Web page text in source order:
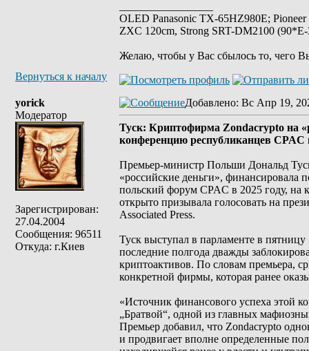
OLED Panasonic TX-65HZ980E;
ZXC 120cm, Strong SRT-DM2100
Желаю, чтобы у Вас сбылось то, чего
Вернуться к началу
yorick
Модератор
Зарегистрирован:
27.04.2004
Сообщения: 96511
Откуда: г.Киев
Добавлено: Вс Апр 19,
Туск: Криптофирма Zondacrypto на
конференцию республиканцев
Премьер-министр Польши Дональд
«российские деньги», финансировала
польский форум CPAC в 2025 году,
открыто призывала голосовать на
Associated Press.
Туск выступал в парламенте в
последние полгода дважды
криптоактивов. По словам премьера,
конкретной фирмы, которая ранее
«Источник финансового успеха этой
„Братвой“, одной из главных
Премьер добавил, что Zondacrypto
и продвигает вполне определенные